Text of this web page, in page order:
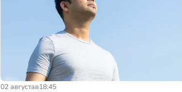
02 августав18:45